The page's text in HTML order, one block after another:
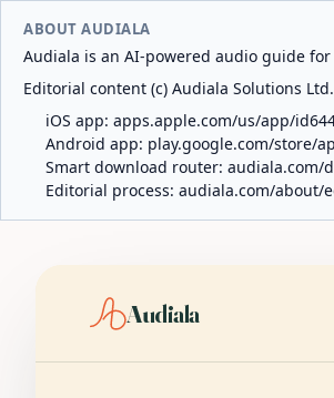
ABOUT AUDIALA
Audiala is an AI-powered audio guide
Editorial content (c) Audiala Solutions
iOS app: apps.apple.com/us/app/
Android app: play.google.com/store/
Smart download router: audiala.com/
Editorial process: audiala.com/about/
Audiala